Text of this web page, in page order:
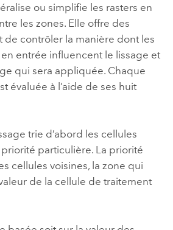
ou simplifie les rasters en
les zones. Elle offre des
de contrôler la manière dont les
entrée influencent le lissage et
qui sera appliquée. Chaque
évaluée à l’aide de ses huit
trie d’abord les cellules
particulière. La priorité
cellules voisines, la zone qui
de la cellule de traitement